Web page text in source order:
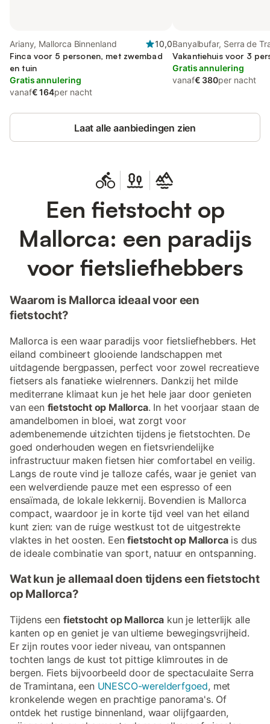
Ariany, Mallorca Binnenland
10,0
Finca voor 5 personen, met zwembad
en tuin
Gratis annulering
vanaf€ 164per nacht
Banyalbufar, Serra de
Vakantiehuis voor 3
Gratis annulering
vanaf€ 380per nacht
Laat alle aanbiedingen zien
Een fietstocht op
Mallorca: een paradijs
voor fietsliefhebbers
Waarom is Mallorca ideaal voor een
fietstocht?
Mallorca is een waar paradijs voor fietsliefhebbers. Het
eiland combineert glooiende landschappen met
uitdagende bergpassen, perfect voor zowel recreatieve
fietsers als fanatieke wielrenners. Dankzij het milde
mediterrane klimaat kun je het hele jaar door genieten
van een fietstocht op Mallorca. In het voorjaar staan de
amandelbomen in bloei, wat zorgt voor
adembenemende uitzichten tijdens je fietstochten. De
goed onderhouden wegen en fietsvriendelijke
infrastructuur maken fietsen hier comfortabel en veilig.
Langs de route vind je talloze cafés, waar je geniet van
een welverdiende pauze met een espresso of een
ensaïmada, de lokale lekkernij. Bovendien is Mallorca
compact, waardoor je in korte tijd veel van het eiland
kunt zien: van de ruige westkust tot de uitgestrekte
vlaktes in het oosten. Eenfietstocht op Mallorcais dus
de ideale combinatie van sport, natuur en ontspanning.
Wat kun je allemaal doen tijdens een fietstocht
op Mallorca?
Tijdens een fietstocht op Mallorca kun je letterlijk alle
kanten op en geniet je van ultieme bewegingsvrijheid.
Er zijn routes voor ieder niveau, van ontspannen
tochten langs de kust tot pittige klimroutes in de
bergen. Fiets bijvoorbeeld door de spectaculaite Serra
de Tramintana, een UNESCO-werelderfgoed, met
kronkelende wegen en prachtige panorama's. Of
ontdek het rustige binnenland, waar olijfgaarden,